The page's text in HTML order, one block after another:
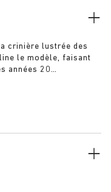
crinière lustrée des
le modèle, faisant
années 20
avec un aspect plus